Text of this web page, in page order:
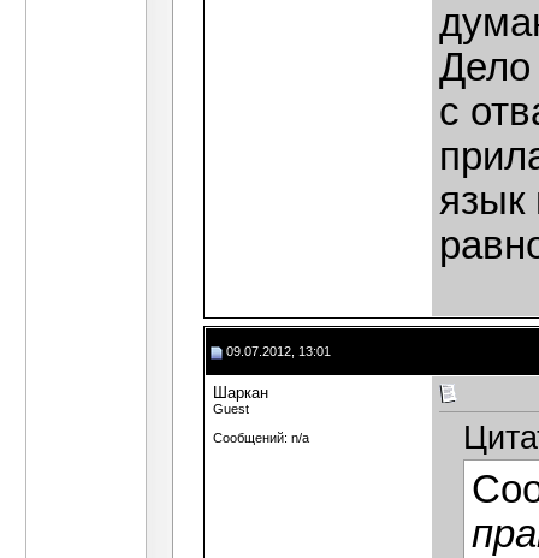
с
язык
09.07.2012, 13:01
Шаркан
Guest
Сообщений: n/a